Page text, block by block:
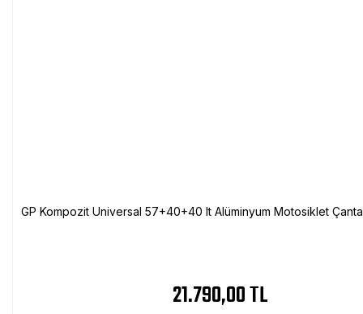
GP Kompozit Universal 57+40+40 lt Alüminyum Motosiklet
21.790,00 TL